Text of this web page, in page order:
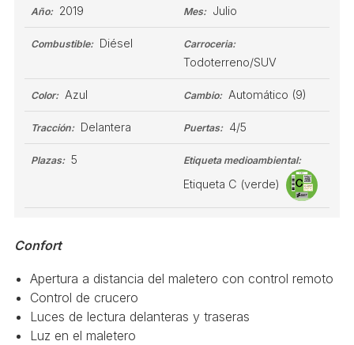
Año: 2019 Mes: Julio
Combustible: Diésel Carroceria:
Todoterreno/SUV
Color: Azul Cambio: Automático (9)
Tracción: Delantera Puertas: 4/5
Plazas: 5 Etiqueta medioambiental:
Etiqueta C (verde)
Confort
Apertura a distancia del maletero con control remoto
Control de crucero
Luces de lectura delanteras y traseras
Luz en el maletero